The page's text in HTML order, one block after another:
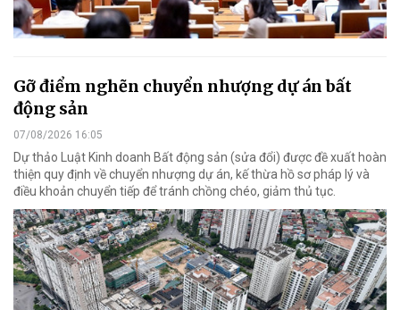
Gỡ điểm nghẽn chuyển nhượng dự án bất
động sản
07/08/2026 16:05
Dự thảo Luật Kinh doanh Bất động sản (sửa đổi) được đề xuất hoàn
thiện quy định về chuyển nhượng dự án, kế thừa hồ sơ pháp lý và
điều khoản chuyển tiếp để tránh chồng chéo, giảm thủ tục.